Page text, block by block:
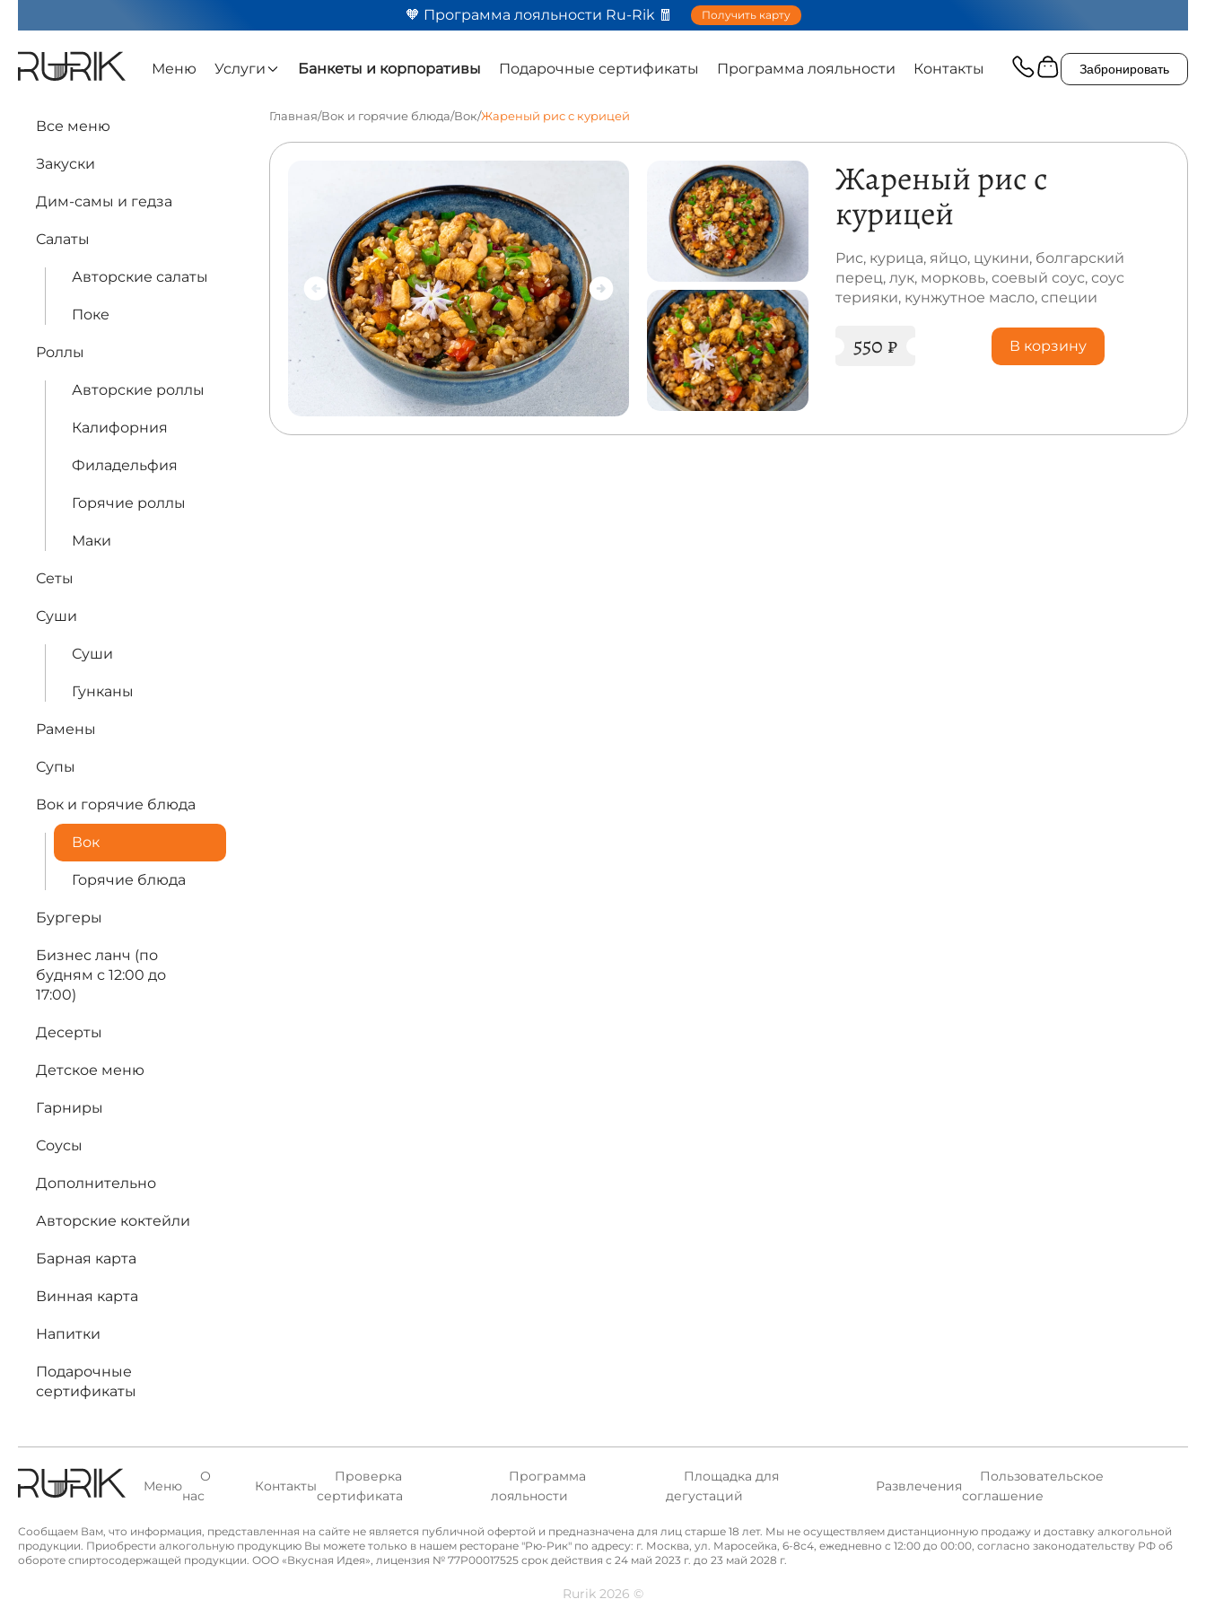
🧡 Программа лояльности Ru-Rik 🧧 Получить карту
Меню Услуги Банкеты и корпоративы Подарочные сертификаты Программа лояльности Контакты Забронировать
Все меню
Закуски
Дим-самы и гедза
Салаты
Авторские салаты
Поке
Роллы
Авторские роллы
Калифорния
Филадельфия
Горячие роллы
Маки
Сеты
Суши
Суши
Гунканы
Рамены
Супы
Вок и горячие блюда
Вок
Горячие блюда
Бургеры
Бизнес ланч (по
будням с 12:00 до
17:00)
Десерты
Детское меню
Гарниры
Соусы
Дополнительно
Авторские коктейли
Барная карта
Винная карта
Напитки
Подарочные
сертификаты
Главная/Вок и горячие блюда/Вок/Жареный рис с курицей
Жареный рис с
курицей
Рис, курица, яйцо, цукини, болгарский
перец, лук, морковь, соевый соус, соус
терияки, кунжутное масло, специи
550 ₽ В корзину
Меню
О
нас
Контакты
Проверка
сертификата
Программа
лояльности
Площадка для
дегустаций
Развлечения
Пользовательское
соглашение
Сообщаем Вам, что информация, представленная на сайте не является публичной офертой и предназначена для лиц старше 18 лет. Мы не осуществляем дистанционную продажу и доставку алкогольной
продукции. Приобрести алкогольную продукцию Вы можете только в нашем ресторане "Рю-Рик" по адресу: г. Москва, ул. Маросейка, 6-8с4, ежедневно с 12:00 до 00:00, согласно законодательству РФ об
обороте спиртосодержащей продукции. ООО «Вкусная Идея», лицензия № 77P00017525 срок действия с 24 май 2023 г. до 23 май 2028 г.
Rurik 2026 ©